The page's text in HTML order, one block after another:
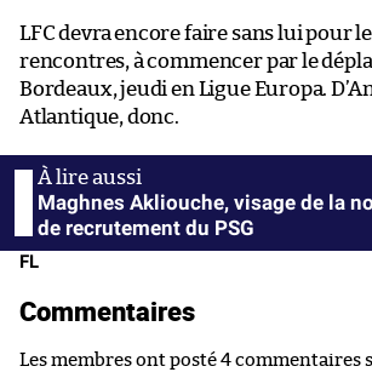
LFC devra encore faire sans lui pour
rencontres, à commencer par le
Bordeaux, jeudi en Ligue Europa.
Atlantique, donc.
Maghnes Akliouche, visage de la
de recrutement du PSG
FL
Commentaires
Les membres ont posté 4 commentaires